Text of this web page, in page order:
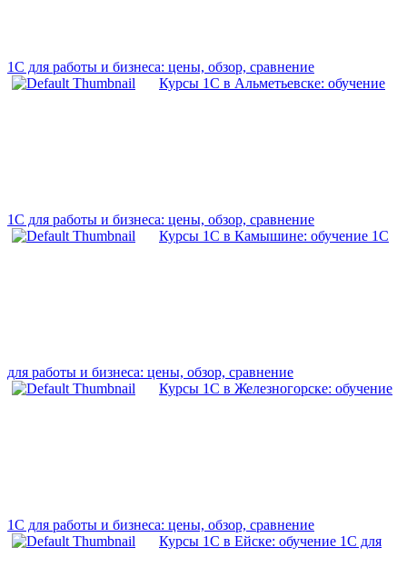
1С для работы и бизнеса: цены, обзор, сравнение
Курсы 1С в Альметьевске: обучение
1С для работы и бизнеса: цены, обзор, сравнение
Курсы 1С в Камышине: обучение 1С
для работы и бизнеса: цены, обзор, сравнение
Курсы 1С в Железногорске: обучение
1С для работы и бизнеса: цены, обзор, сравнение
Курсы 1С в Ейске: обучение 1С для